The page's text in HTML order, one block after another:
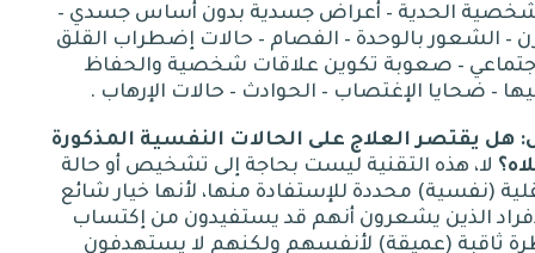
الحدية – أعراض جسدية بدون أساس جسدي –
– الشعور بالوحدة – الفصام – حالات إضطراب القلق
– صعوبة تكوين علاقات شخصية والحفاظ
– ضحايا الإغتصاب – الحوادث – حالات الإرهاب .
: هل يقتصر العلاج على الحالات النفسية المذكورة
لا، هذه التقنية ليست بحاجة إلى تشخيص أو حالة
(نفسية) محددة للإستفادة منها، لأنها خيار شائع
الذين يشعرون أنهم قد يستفيدون من إكتساب
ثاقبة (عميقة) لأنفسهم ولكنهم لا يستهدفون